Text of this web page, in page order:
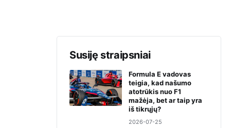
Susiję straipsniai
Formula E vadovas
teigia, kad našumo
atotrūkis nuo F1
mažėja, bet ar taip yra
iš tikrųjų?
2026-07-25